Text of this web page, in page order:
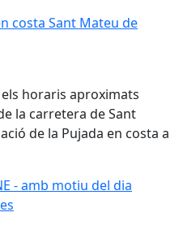
costa Sant Mateu de
horaris aproximats
la carretera de Sant
de la Pujada en costa a
- amb motiu del dia